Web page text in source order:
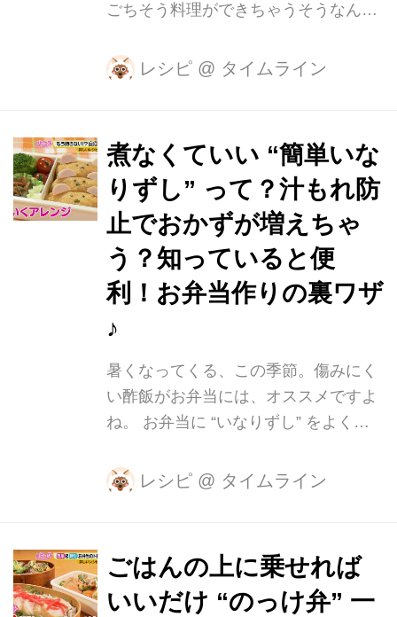
ごちそう料理ができちゃうそうなんで
るレシピで有名な料理家の上島亜紀さ
で作ってしまうんです。 【材料】(2人
前) ・白身魚の切り身(1切れ100g以上)
…2枚 ・あさり(大きめ)…10個 ・たま
ねぎ…1/2個 ・セロリ…1/2本 ・プチト
マト…8個 ・オリーブ(グリーン種無
し)…6粒 ・レモン…1個 ・白ワイン…
50ml ・塩、コショウ…適量 ・オリー
ブオイル…大さじ1 ・小麦粉…小さじ2
レシピ @ タイムライン
煮なくていい “簡単いな
りずし” って？汁もれ防
止でおかずが増えちゃ
う？知っていると便
利！お弁当作りの裏ワザ
♪
暑くなってくる、この季節。傷みにく
い酢飯がお弁当には、オススメですよ
ね。 お弁当に “いなりずし” をよく入
がかかる “いなりずし”を簡単に作れる
ずし 【材料】 ・油あげ ・酢飯 (A) ・
しょうゆ…大さじ3 ・水…大さじ3 ・
砂糖…大さじ2 前の晩に、油あげにお
レシピ @ タイムライン
ごはんの上に乗せれば
いいだけ “のっけ弁” 一